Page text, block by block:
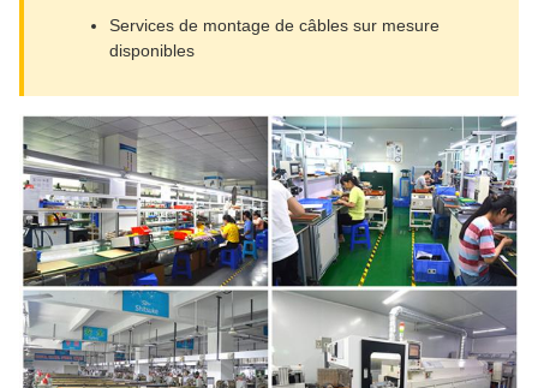
Services de montage de câbles sur mesure
disponibles